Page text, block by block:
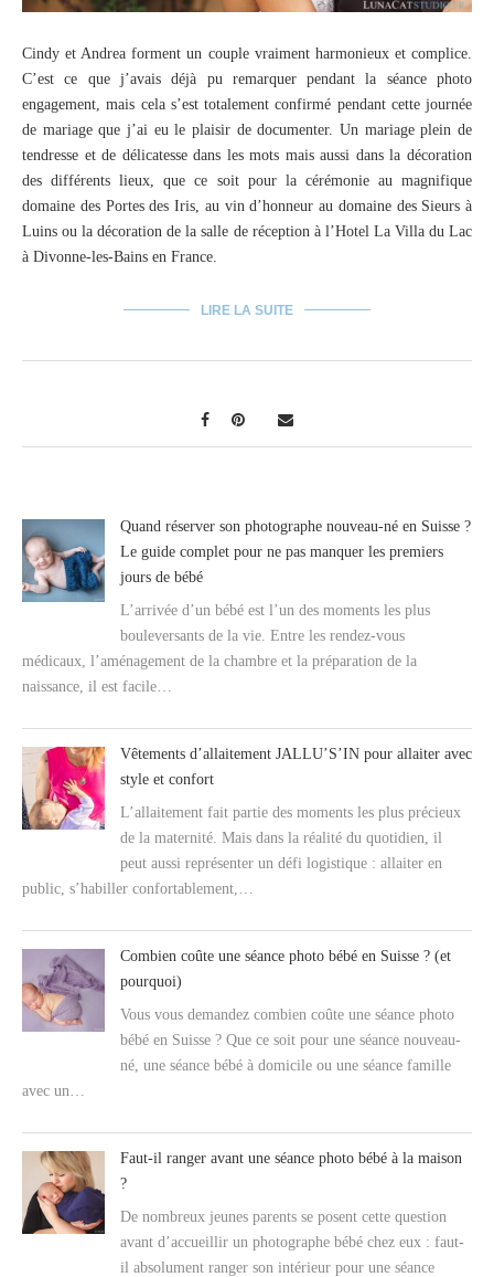
Cindy et Andrea forment un couple vraiment harmonieux et complice.
C’est ce que j’avais déjà pu remarquer pendant la séance photo
engagement, mais cela s’est totalement confirmé pendant cette journée
de mariage que j’ai eu le plaisir de documenter. Un mariage plein de
tendresse et de délicatesse dans les mots mais aussi dans la décoration
des différents lieux, que ce soit pour la cérémonie au magnifique
domaine des Portes des Iris, au vin d’honneur au domaine des Sieurs à
Luins ou la décoration de la salle de réception à l’Hotel La Villa du Lac
à Divonne-les-Bains en France.
LIRE LA SUITE
Quand réserver son photographe nouveau-né en Suisse ?
Le guide complet pour ne pas manquer les premiers
jours de bébé
L’arrivée d’un bébé est l’un des moments les plus
bouleversants de la vie. Entre les rendez-vous
médicaux, l’aménagement de la chambre et la préparation de la
naissance, il est facile…
Vêtements d’allaitement JALLU’S’IN pour allaiter avec
style et confort
L’allaitement fait partie des moments les plus précieux
de la maternité. Mais dans la réalité du quotidien, il
peut aussi représenter un défi logistique : allaiter en
public, s’habiller confortablement,…
Combien coûte une séance photo bébé en Suisse ? (et
pourquoi)
Vous vous demandez combien coûte une séance photo
bébé en Suisse ? Que ce soit pour une séance nouveau-
né, une séance bébé à domicile ou une séance famille
avec un…
Faut-il ranger avant une séance photo bébé à la maison
?
De nombreux jeunes parents se posent cette question
avant d’accueillir un photographe bébé chez eux : faut-
il absolument ranger son intérieur pour une séance